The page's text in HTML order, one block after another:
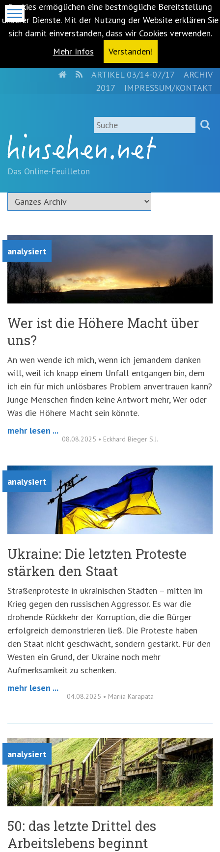
Cookies ermöglichen eine bestmögliche Bereitstellung
unserer Dienste. Mit der Nutzung der Website erklären Sie
sich damit einverstanden, dass wir Cookies verwenden.
Mehr Infos
Verstanden!
springen
(Accesskey
'1')Zur
springen
(Accesskey
Suche
springen
(Accesskey
'2')
HOMERSSARTIKEL 03/14-07/17
ARCHIV
2017
IMPRESSUM/KONTAKT
Suche
Das Online-Feuilleton
analysiert
Wer ist die Höhere Macht über
uns?
An wen wende ich mich, wenn ich jemandem danken
will, weil ich knapp einem Unfall entgangen bin, dem
ich ein für mich unlösbares Problem anvertrauen kann?
Junge Menschen finden keine Antwort mehr, Wer oder
Was die Höhere Macht sein könnte.
mehr lesen ...
08.08.2025 • Eckhard Bieger S.J.
analysiert
Ukraine: Die letzten Proteste
stärken den Staat
Straßenproteste in ukrainischen Städten – mitten im
Krieg gegen den russischen Aggressor. Es war die
drohende Rückkehr der Korruption, die die Bürger
erfolgreich demonstrieren ließ. Die Proteste haben
den Staat nicht geschwächt, sondern gestärkt. Für den
Westen ein Grund, der Ukraine noch mehr
Aufmerksamkeit zu schenken.
mehr lesen ...
04.08.2025 • Mariia Karapata
analysiert
50: das letzte Drittel des
Arbeitslebens beginnt